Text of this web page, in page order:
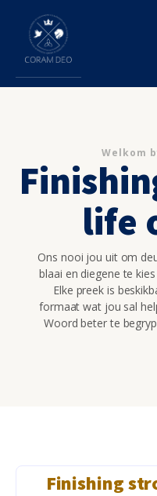
Welkom
life
Ons nooi jou uit om
blaai en diegene te
Elke preek is
formaat wat jou sal
Woord beter te
Finishing